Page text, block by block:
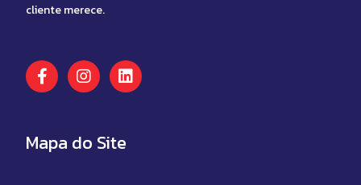
cliente merece.
Mapa do Site